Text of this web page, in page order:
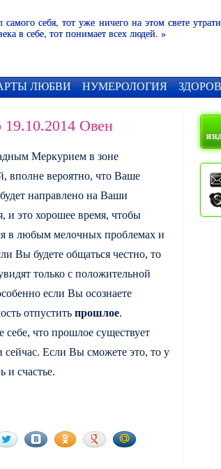
себя, тот уже ничего на этом свете
в себе, тот понимает всех людей. »
ЛЮБВИ НУМЕРОЛОГИЯ
19.10.2014 Овен
Меркурием в зоне
вполне вероятно, что Ваше
направлено на Ваши
и это хорошее время, чтобы
в любым мелочных проблемах и
Вы будете общаться честно, то
только с положительной
если Вы осознаете
отпустить прошлое.
себе, что прошлое существует
сейчас. Если Вы сможете это, то у
и счастье.